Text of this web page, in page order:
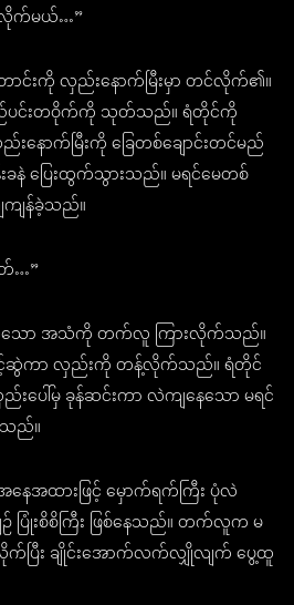
က်မယ်…”
ာင်းကို လှည်းနောက်မြီးမှာ တင်လိုက်၏။
လည်ပင်းတဝိုက်ကို သုတ်သည်။ ရံတိုင်ကို
ာက်မြီးကို ခြေတစ်ချောင်းတင်မည်
ခနဲ ပြေးထွက်သွားသည်။ မရင်မေတစ်
ျန်ခဲ့သည်။
…”
ော အသံကို တက်လူ ကြားလိုက်သည်။
င့်ဆွဲကာ လှည်းကို တန့်လိုက်သည်။ ရံတိုင်
းပေါ်မှ ခုန်ဆင်းကာ လဲကျနေသော မရင်
ည်။
ေအထားဖြင့် မှောက်ရက်ကြီး ပုံလဲ
ပြုံးစိစိကြီး ဖြစ်နေသည်။ တက်လူက မ
ပြီး ချိုင်းအောက်လက်လျှိုလျက် ပွေ့ထူ